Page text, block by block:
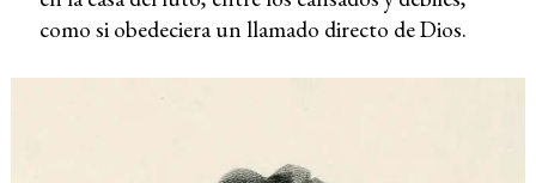
como si obedeciera un llamado directo de Dios.